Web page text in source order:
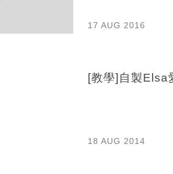
17 AUG 2016
[教學]自製Elsa
18 AUG 2014